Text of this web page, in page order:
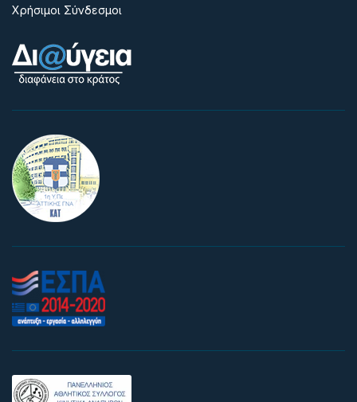
Χρήσιμοι Σύνδεσμοι